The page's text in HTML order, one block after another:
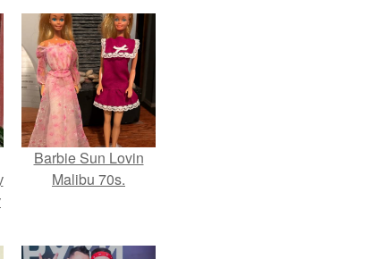
Barbie Sun Lovin
Malibu 70s.